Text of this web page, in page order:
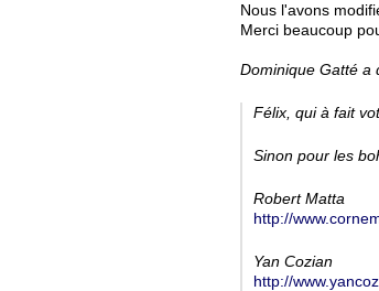
Nous l'avons
Merci beaucoup
Dominique Gatté a
Félix, qui à fait
Sinon pour les
Robert Matta
http://
Yan Cozian
http://